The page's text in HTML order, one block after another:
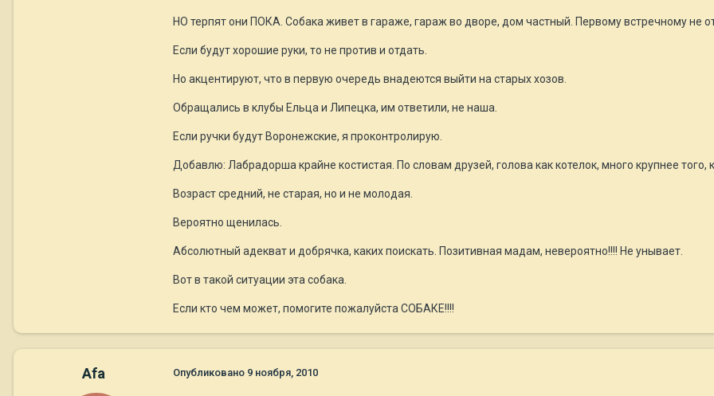
НО терпят они ПОКА. Собака живет в гараже, гараж во дворе, дом частный. Первому встречному не
Если будут хорошие руки, то не против и отдать.
Но акцентируют, что в первую очередь внадеются выйти на старых хозов.
Обращались в клубы Ельца и Липецка, им ответили, не наша.
Если ручки будут Воронежские, я проконтролирую.
Добавлю: Лабрадорша крайне костистая. По словам друзей, голова как котелок, много крупнее
Возраст средний, не старая, но и не молодая.
Вероятно щенилась.
Абсолютный адекват и добрячка, каких поискать. Позитивная мадам, невероятно!!!! Не унывает.
Вот в такой ситуации эта собака.
Если кто чем может, помогите пожалуйста СОБАКЕ!!!!
Afa Опубликовано 9 ноября, 2010